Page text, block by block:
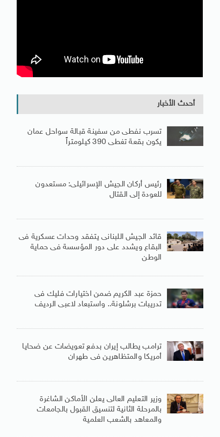
أحدث الأخبار
تسرب نفطى من سفينة قبالة سواحل عمان
يكون بقعة تغطى 390 كيلومتراً
رئيس أركان الجيش الإسرائيلى: مستعدون
للعودة إلى القتال
قائد الجيش اللبنانى يتفقد وحدات عسكرية فى
البقاع ويشدد على دور المؤسسة فى حماية
الوطن
حمزة عبد الكريم ضمن اختيارات فليك فى
تدريبات برشلونة.. واستبعاد لاعبى الرديف
ترامب يطالب إيران بدفع تعويضات عن ضحايا
أمريكا والمتظاهرين فى طهران
وزير التعليم العالى يعلن الأماكن الشاغرة
بالمرحلة الثانية لتنسيق القبول بالجامعات
والمعاهد بالشعب العلمية